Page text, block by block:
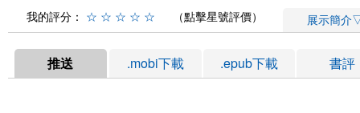
我的評分： ☆ ☆ ☆ ☆ ☆ （點擊星號評價） 展示簡介
推送 .mobi下載 .epub下載 書評